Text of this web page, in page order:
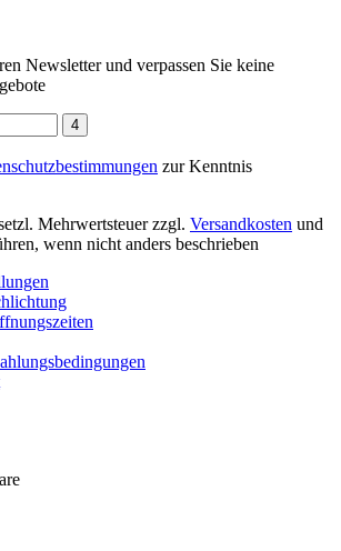
Newsletter und verpassen Sie keine
4
zur Kenntnis
Mehrwertsteuer zzgl. Versandkosten und
wenn nicht anders beschrieben